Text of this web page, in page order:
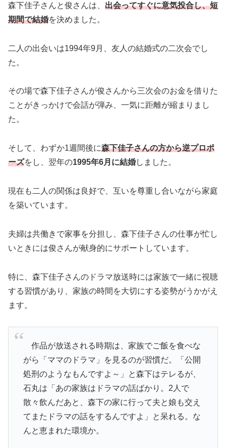
森下佳子さんと俊さんは、 出会ってすぐに意気投合し、短
期間で結婚を決めました。
二人の出会いは1994年9月、友人の結婚式の二次会でし
た。
その場で森下佳子さんが俊さんから三次会のお金を借りた
ことがきっかけで会話が弾み、一気に距離が縮まりまし
た。
そして、わずか1週間後に森下佳子さんの方から逆プロポ
ーズをし、翌年の1995年6月に結婚しました。
現在も二人の関係は良好で、互いを尊重し合いながら家庭
を築いています。
夫婦は共働きで家事を分担し、森下佳子さんの仕事が忙し
いときには俊さんが献身的にサポートしています。
特に、森下佳子さんのドラマ放送時には家族で一緒に視聴
する習慣があり、家族の時間を大切にする姿勢がうかがえ
ます。
作品が放送される時期は、家族でご飯を食べな
がら「ママのドラマ」を見るのが習慣だ。「公開
処刑のようなもんですよ～」と森下はテレるが、
石丸は「あの家族はドラマの話ばかり。2人で
散々飲んだあと、森下の家に行って夫と娘も交え
てまたドラマの話をするんですよ」と呆れる。な
んと恵まれた環境か。